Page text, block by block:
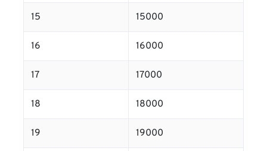
15 15000
16 16000
17 17000
18 18000
19 19000